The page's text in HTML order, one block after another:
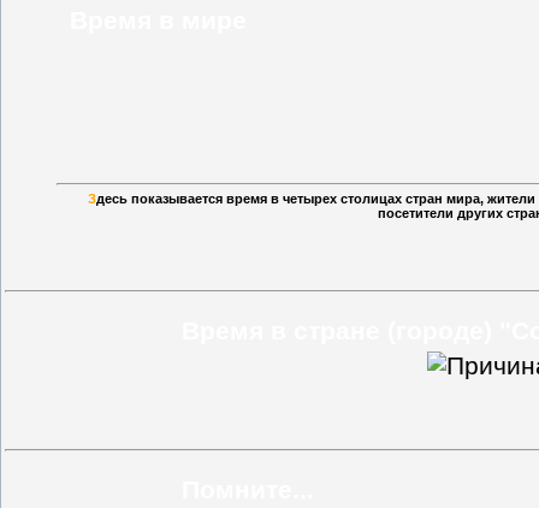
Здесь показывается время в четырех столицах стран мира,
посетители других